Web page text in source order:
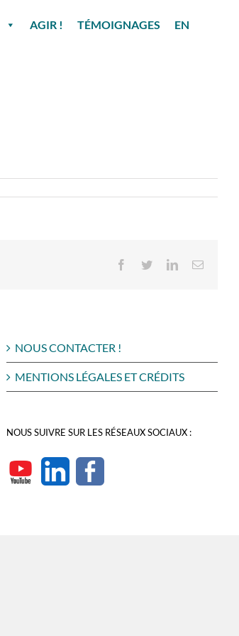
AGIR ! TÉMOIGNAGES EN
Facebook
TwitterLinkedInEmail
NOUS CONTACTER !
MENTIONS LÉGALES ET CRÉDITS
NOUS SUIVRE SUR LES RÉSEAUX SOCIAUX :